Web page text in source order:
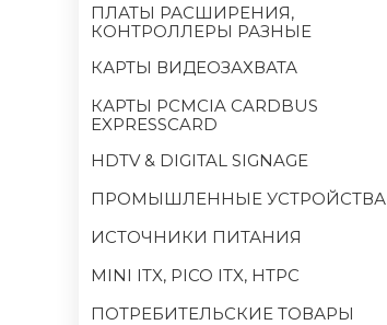
ПЛАТЫ РАСШИРЕНИЯ,
КОНТРОЛЛЕРЫ РАЗНЫЕ
КАРТЫ ВИДЕОЗАХВАТА
КАРТЫ PCMCIA CARDBUS
EXPRESSCARD
HDTV & DIGITAL SIGNAGE
ПРОМЫШЛЕННЫЕ УСТРОЙСТВА
ИСТОЧНИКИ ПИТАНИЯ
MINI ITX, PICO ITX, HTPC
ПОТРЕБИТЕЛЬСКИЕ ТОВАРЫ